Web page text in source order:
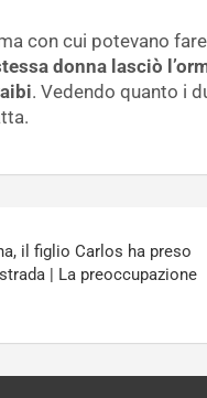
con cui potevano
donna lasciò
. Vedendo quanto i
il figlio Carlos ha preso
| La preoccupazione